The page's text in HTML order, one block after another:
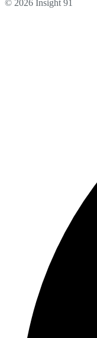
© 2026 Insight 91